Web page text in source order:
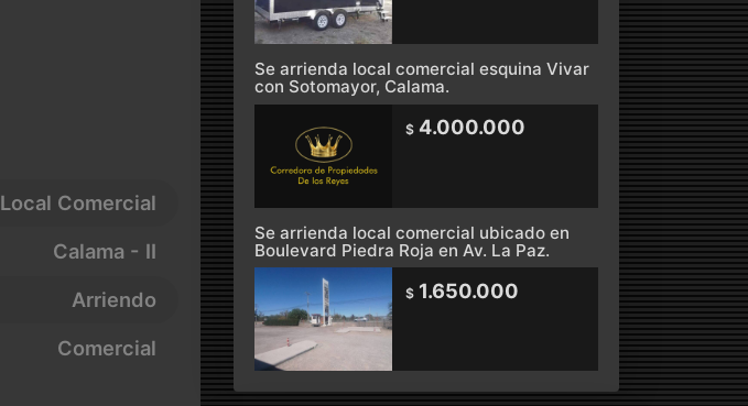
Local Comercial
Calama - II
Arriendo
Comercial
Se arrienda local comercial esquina Vivar
con Sotomayor, Calama.
$4.000.000
Se arrienda local comercial ubicado en
Boulevard Piedra Roja en Av. La Paz.
$1.650.000